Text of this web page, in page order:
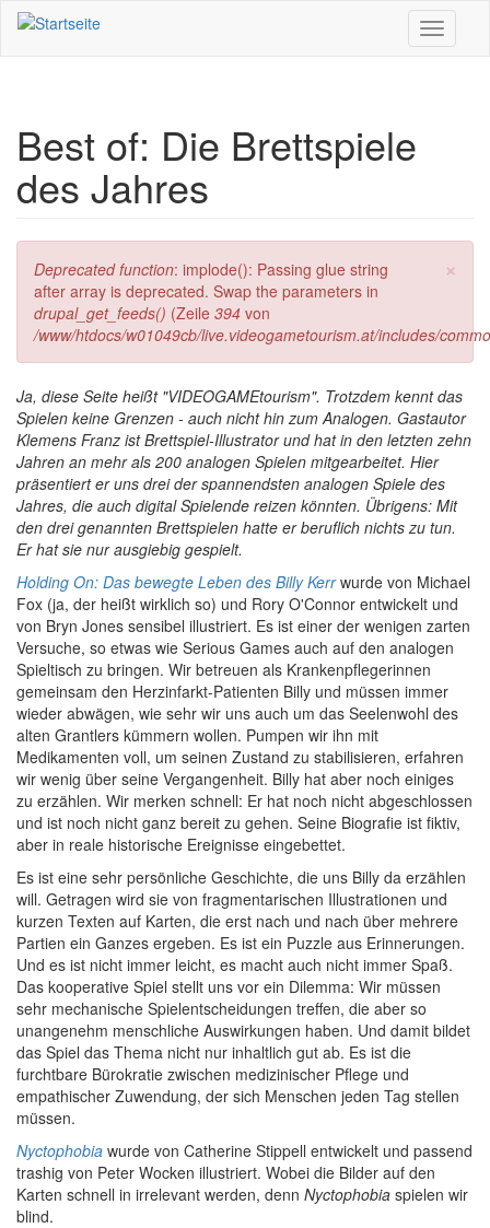
Direkt zum Inhalt
Toggle
Best of: Die Brettspiele
des Jahres
×
Fehlermeldung
Deprecated function: implode(): Passing glue string
after array is deprecated. Swap the parameters in
drupal_get_feeds() (Zeile 394 von
/www/htdocs/w01049cb/live.videogametourism.at/includes/
Ja, diese Seite heißt "VIDEOGAMEtourism". Trotzdem kennt das
Spielen keine Grenzen - auch nicht hin zum Analogen. Gastautor
Klemens Franz ist Brettspiel-Illustrator und hat in den letzten zehn
Jahren an mehr als 200 analogen Spielen mitgearbeitet. Hier
präsentiert er uns drei der spannendsten analogen Spiele des
Jahres, die auch digital Spielende reizen könnten. Übrigens: Mit
den drei genannten Brettspielen hatte er beruflich nichts zu tun.
Er hat sie nur ausgiebig gespielt.
Holding On: Das bewegte Leben des Billy Kerrwurde von Michael
Fox (ja, der heißt wirklich so) und Rory O'Connor entwickelt und
von Bryn Jones sensibel illustriert. Es ist einer der wenigen zarten
Versuche, so etwas wie Serious Games auch auf den analogen
Spieltisch zu bringen. Wir betreuen als Krankenpflegerinnen
gemeinsam den Herzinfarkt-Patienten Billy und müssen immer
wieder abwägen, wie sehr wir uns auch um das Seelenwohl des
alten Grantlers kümmern wollen. Pumpen wir ihn mit
Medikamenten voll, um seinen Zustand zu stabilisieren, erfahren
wir wenig über seine Vergangenheit. Billy hat aber noch einiges
zu erzählen. Wir merken schnell: Er hat noch nicht abgeschlossen
und ist noch nicht ganz bereit zu gehen. Seine Biografie ist fiktiv,
aber in reale historische Ereignisse eingebettet.
Es ist eine sehr persönliche Geschichte, die uns Billy da erzählen
will. Getragen wird sie von fragmentarischen Illustrationen und
kurzen Texten auf Karten, die erst nach und nach über mehrere
Partien ein Ganzes ergeben. Es ist ein Puzzle aus Erinnerungen.
Und es ist nicht immer leicht, es macht auch nicht immer Spaß.
Das kooperative Spiel stellt uns vor ein Dilemma: Wir müssen
sehr mechanische Spielentscheidungen treffen, die aber so
unangenehm menschliche Auswirkungen haben. Und damit bildet
das Spiel das Thema nicht nur inhaltlich gut ab. Es ist die
furchtbare Bürokratie zwischen medizinischer Pflege und
empathischer Zuwendung, der sich Menschen jeden Tag stellen
müssen.
Nyctophobia wurde von Catherine Stippell entwickelt und passend
trashig von Peter Wocken illustriert. Wobei die Bilder auf den
Karten schnell in irrelevant werden, denn Nyctophobia spielen wir
blind.